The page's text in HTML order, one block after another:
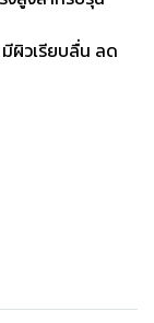
ผิวเรียบลื่น ลด